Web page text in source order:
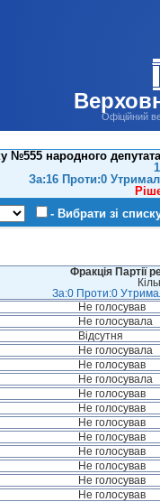
Офіційний
№555 народного
За:16 Проти:0
- Вибрати зі
Фракція Партії
За:0 Проти:0
Не голосував
Не голосувала
Відсутня
Не голосувала
Не голосував
Не голосувала
Не голосував
Не голосував
Не голосував
Не голосував
Не голосував
Не голосував
Не голосував
Не голосував